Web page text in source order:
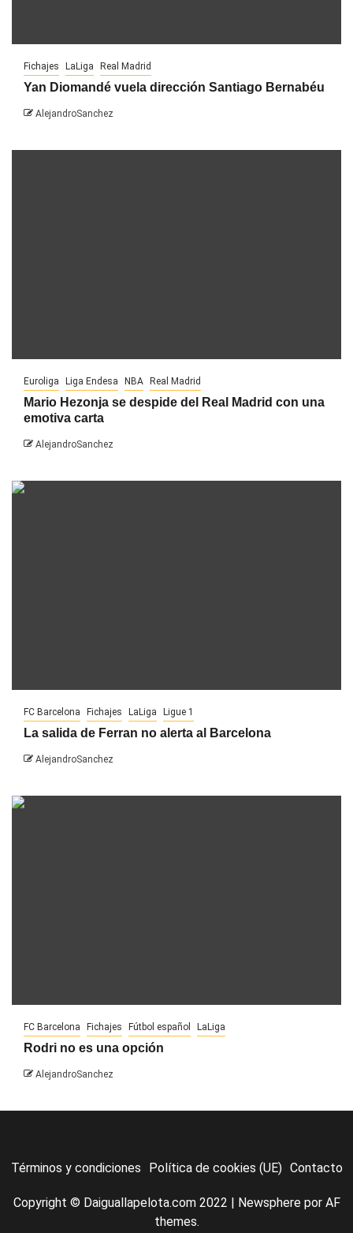
Fichajes LaLiga Real Madrid
Yan Diomandé vuela dirección Santiago Bernabéu
AlejandroSanchez
Euroliga Liga Endesa NBA Real Madrid
Mario Hezonja se despide del Real Madrid con una
emotiva carta
AlejandroSanchez
FC Barcelona Fichajes LaLiga Ligue 1
La salida de Ferran no alerta al Barcelona
AlejandroSanchez
FC Barcelona Fichajes Fútbol español LaLiga
Rodri no es una opción
AlejandroSanchez
Términos y condiciones Política de cookies (UE) Contacto
Copyright © Daiguallapelota.com 2022 Newspherepor AF
themes.